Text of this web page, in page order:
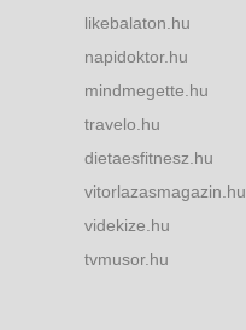
likebalaton.hu
napidoktor.hu
mindmegette.hu
travelo.hu
dietaesfitnesz.hu
vitorlazasmagazin.hu
videkize.hu
tvmusor.hu